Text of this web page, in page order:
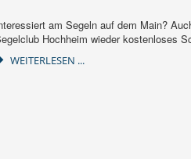
am Segeln auf dem Main?
Hochheim wieder kostenloses
WEITERLESEN ...